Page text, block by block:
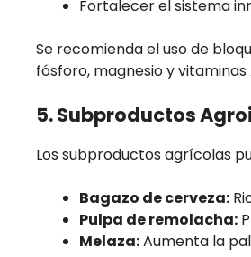
Fortalecer el sistema
Se recomienda el uso de
fósforo, magnesio y vitaminas
5. Subproductos
Los subproductos agrícolas
Bagazo de cerveza:
Pulpa de remolacha:
Melaza:Aumenta la